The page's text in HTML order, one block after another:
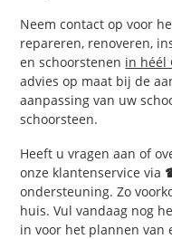
Neem contact op voor
repareren, renoveren,
en schoorstenen in héél
advies op maat bij de
aanpassing van uw
schoorsteen.
Heeft u vragen aan of
onze klantenservice via
ondersteuning. Zo
huis. Vul vandaag nog
in voor het plannen van